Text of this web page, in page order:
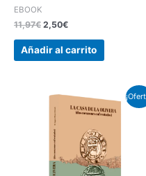
EBOOK
11,97€ 2,50€
Añadir al carrito
precio
original
era:
5,00€.
El
precio
actual
3,00€.